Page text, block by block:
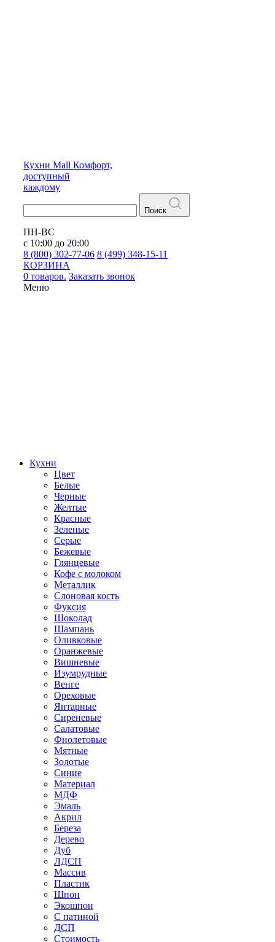
Кухни Mall Комфорт,
доступный
каждому
Поиск
ПН-ВС
с 10:00 до 20:00
8 (800) 302-77-06 8 (499) 348-15-11
КОРЗИНА
0 товаров. Заказать звонок
Меню
Кухни
Цвет
Белые
Черные
Желтые
Красные
Зеленые
Серые
Бежевые
Глянцевые
Кофе с молоком
Металлик
Слоновая кость
Фуксия
Шоколад
Шампань
Оливковые
Оранжевые
Вишневые
Изумрудные
Венге
Ореховые
Янтарные
Сиреневые
Салатовые
Фиолетовые
Мятные
Золотые
Синие
Материал
МДФ
Эмаль
Акрил
Береза
Дерево
Дуб
ЛДСП
Массив
Пластик
Шпон
Экошпон
С патиной
ДСП
Стоимость